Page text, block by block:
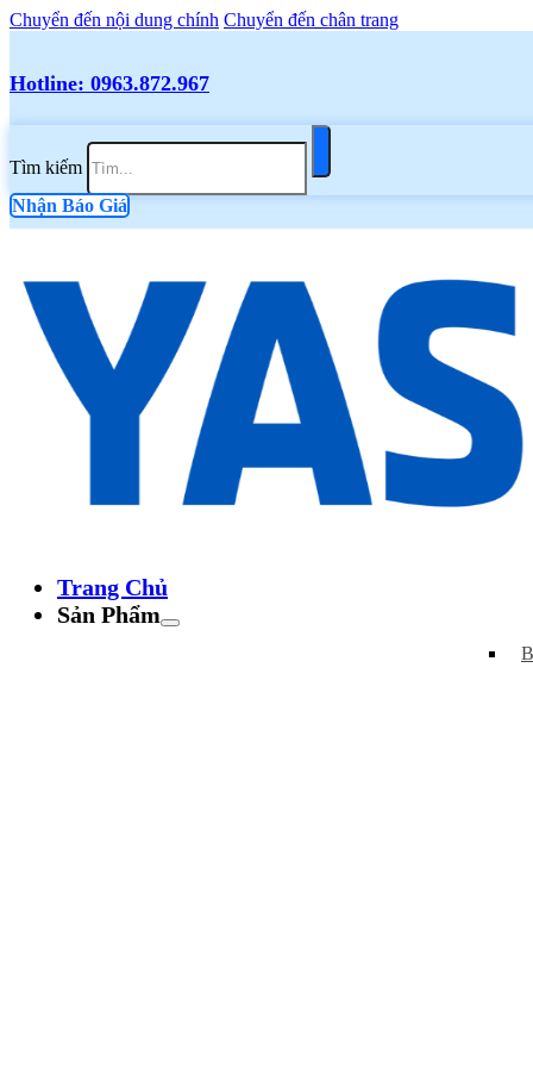
Chuyển đến nội dung chính Chuyển đến chân trang
Hotline: 0963.872.967
Tìm kiếm
Nhận Báo Giá
Trang Chủ
Sản Phẩm